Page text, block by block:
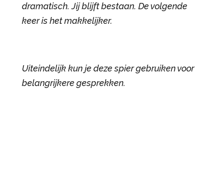
dramatisch. Jij blijft bestaan. De volgende
keer is het makkelijker.
Uiteindelijk kun je deze spier gebruiken voor
belangrijkere gesprekken.